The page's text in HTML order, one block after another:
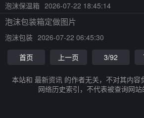
泡沫保温箱 2026-07-22 18:45:14
泡沫包装箱定做图片
泡沫包装 2026-07-22 06:45:30
首页
上一页 3/92
本站和 最新资讯 的作者无关，不对其内容
网络历史索引，不代表被查询网站